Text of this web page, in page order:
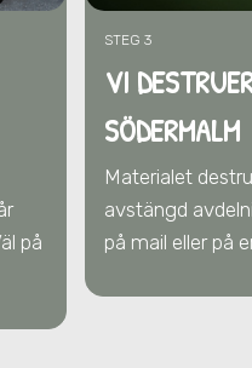
på
STEG 3
VI
SÖDERMALM
Materialet
avstängd
på mail eller på